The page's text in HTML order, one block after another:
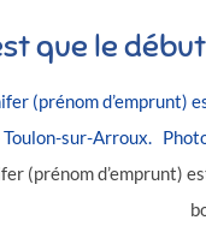
que le
(prénom d’emprunt)